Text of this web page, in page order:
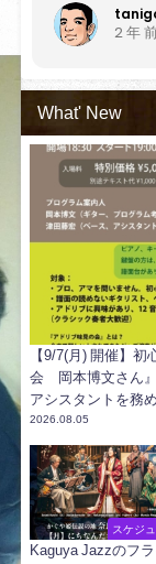
方にもぜひ
思います。
黒田
2 年 前
What' New
【9/7(月) 開催】
会 岡本博文さん』
アシスタントを務
2026.08.05
スケジ
Kaguya Jazzのフラ